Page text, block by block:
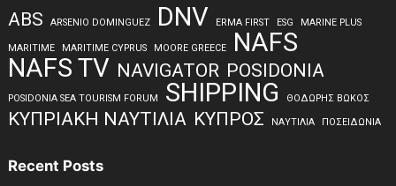
ABS ARSENIO DOMINGUEZ DNV ERMA FIRST ESG MARINE PLUS
MARITIME MARITIME CYPRUS MOORE GREECE
NAFS
NAFS TV NAVIGATOR POSIDONIA
POSIDONIA SEA TOURISM FORUM SHIPPING ΘΟΔΩΡΗΣ ΒΩΚΟΣ
ΚΥΠΡΙΑΚΗ ΝΑΥΤΙΛΙΑ ΚΥΠΡΟΣ ΝΑΥΤΙΛΙΑ ΠΟΣΕΙΔΩΝΙΑ
Recent Posts